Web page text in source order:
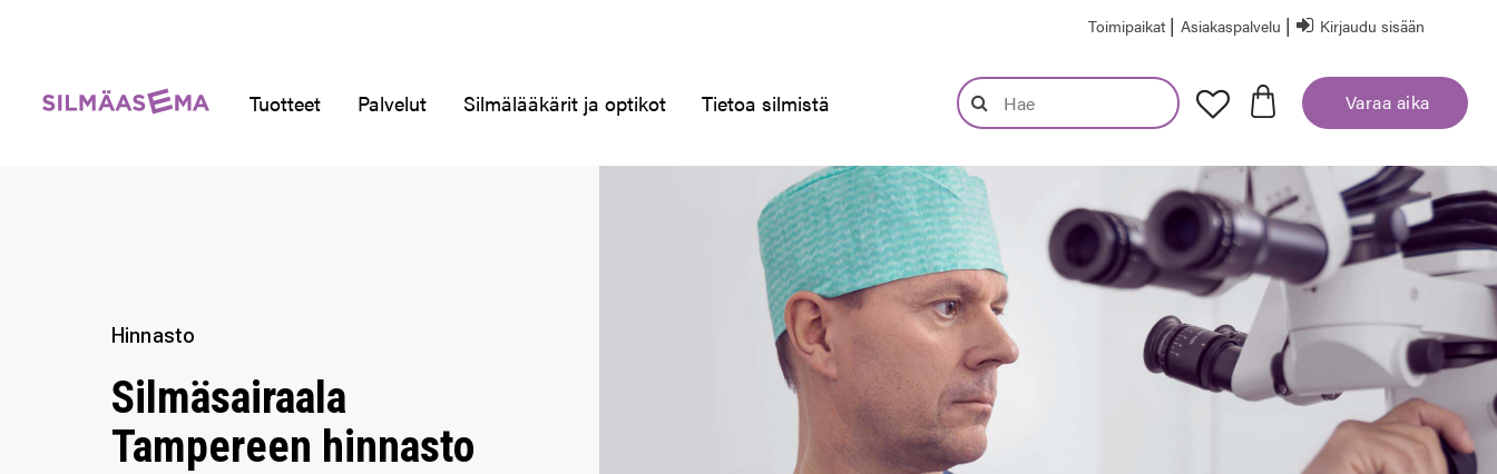
Toimipaikat | Asiakaspalvelu | Kirjaudu sisään
Tuotteet Palvelut Silmälääkärit ja optikot Tietoa silmistä Varaa aika
Hinnasto
Silmäsairaala
Tampereen hinnasto